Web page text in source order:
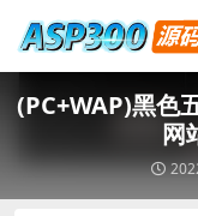
(PC+WAP)黑色
网